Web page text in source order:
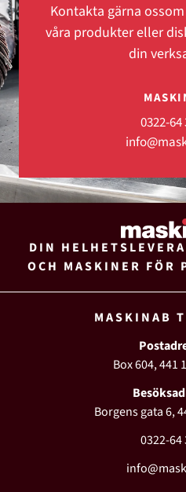
Kontakta gärna
våra produkter eller
din
0322-64
DIN
OCH MASKINER FÖR
MASKINAB
Box 604, 441
Borgens gata 6,
0322-64